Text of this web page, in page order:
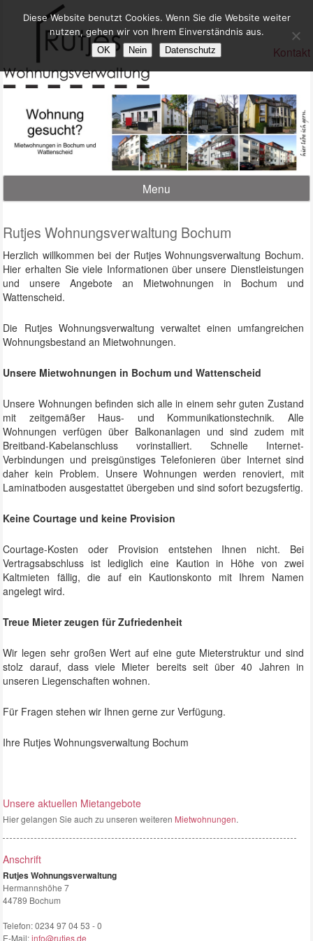
Kontakt
Menu
Rutjes Wohnungsverwaltung Bochum
Herzlich willkommen bei der Rutjes Wohnungsverwaltung Bochum.
Hier erhalten Sie viele Informationen über unsere Dienstleistungen
und unsere Angebote an Mietwohnungen in Bochum und
Wattenscheid.
Die Rutjes Wohnungsverwaltung verwaltet einen umfangreichen
Wohnungsbestand an Mietwohnungen.
Unsere Mietwohnungen in Bochum und Wattenscheid
Unsere Wohnungen befinden sich alle in einem sehr guten Zustand
mit zeitgemäßer Haus- und Kommunikationstechnik. Alle
Wohnungen verfügen über Balkonanlagen und sind zudem mit
Breitband-Kabelanschluss vorinstalliert. Schnelle Internet-
Verbindungen und preisgünstiges Telefonieren über Internet sind
daher kein Problem. Unsere Wohnungen werden renoviert, mit
Laminatboden ausgestattet übergeben und sind sofort bezugsfertig.
Keine Courtage und keine Provision
Courtage-Kosten oder Provision entstehen Ihnen nicht. Bei
Vertragsabschluss ist lediglich eine Kaution in Höhe von zwei
Kaltmieten fällig, die auf ein Kautionskonto mit Ihrem Namen
angelegt wird.
Treue Mieter zeugen für Zufriedenheit
Wir legen sehr großen Wert auf eine gute Mieterstruktur und sind
stolz darauf, dass viele Mieter bereits seit über 40 Jahren in
unseren Liegenschaften wohnen.
Für Fragen stehen wir Ihnen gerne zur Verfügung.
Ihre Rutjes Wohnungsverwaltung Bochum
Unsere aktuellen Mietangebote
Hier gelangen Sie auch zu unseren weiteren Mietwohnungen.
Anschrift
Rutjes Wohnungsverwaltung
Hermannshöhe 7
44789 Bochum
Telefon:0234 97 04 53 - 0
E-Mail:info@rutjes.de
Diese Website benutzt Cookies. Wenn Sie die Website weiter
nutzen, gehen wir von Ihrem Einverständnis aus.
OK Nein Datenschutz